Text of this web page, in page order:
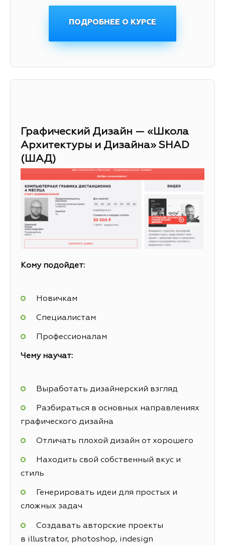
ПОДРОБНЕЕ О КУРСЕ
Графический Дизайн — «Школа
Архитектуры и Дизайна» SHAD
(ШАД)
Кому подойдет:
Новичкам
Специалистам
Профессионалам
Чему научат:
Выработать дизайнерский взгляд
Разбираться в основных направлениях
графического дизайна
Отличать плохой дизайн от хорошего
Находить свой собственный вкус и
стиль
Генерировать идеи для простых и
сложных задач
Создавать авторские проекты
в illustrator, photoshop, indesign